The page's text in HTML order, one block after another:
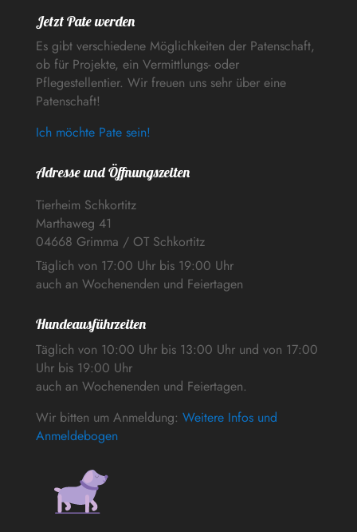
Jetzt Pate werden
Es gibt verschiedene Möglichkeiten der Patenschaft,
ob für Projekte, ein Vermittlungs- oder
Pflegestellentier. Wir freuen uns sehr über eine
Patenschaft!
Ich möchte Pate sein!
Adresse und Öffnungszeiten
Tierheim Schkortitz
Marthaweg 41
04668 Grimma / OT Schkortitz
Täglich von 17:00 Uhr bis 19:00 Uhr
auch an Wochenenden und Feiertagen
Hundeausführzeiten
Täglich von 10:00 Uhr bis 13:00 Uhr und von 17:00
Uhr bis 19:00 Uhr
auch an Wochenenden und Feiertagen.
Wir bitten um Anmeldung: Weitere Infos und
Anmeldebogen